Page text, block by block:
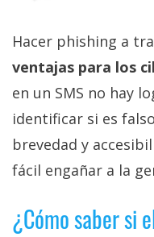
Hacer phishing a
ventajas para los
en un SMS no hay
identificar si es
brevedad y
fácil engañar a la
¿Cómo saber si